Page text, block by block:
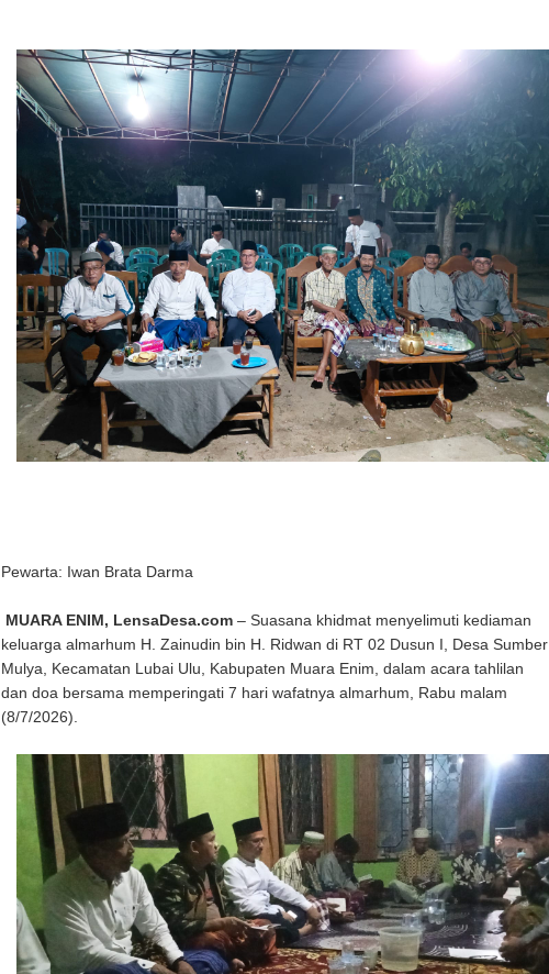
Pewarta: Iwan Brata Darma
MUARA ENIM, LensaDesa.com – Suasana khidmat menyelimuti kediaman
keluarga almarhum H. Zainudin bin H. Ridwan di RT 02 Dusun I, Desa Sumber
Mulya, Kecamatan Lubai Ulu, Kabupaten Muara Enim, dalam acara tahlilan
dan doa bersama memperingati 7 hari wafatnya almarhum, Rabu malam
(8/7/2026).